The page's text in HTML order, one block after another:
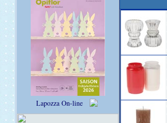
Lapozza On-line